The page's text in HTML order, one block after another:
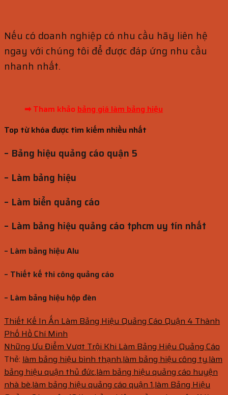
Nếu có doanh nghiệp có nhu cầu hãy liên hệ
ngay với chúng tôi để được đáp ứng nhu cầu
nhanh nhất.
➡ Tham khảo bảng giá làm bảng hiệu
Top từ khóa được tìm kiếm nhiều nhất
– Bảng hiệu quảng cáo quận 5
– Làm bảng hiệu
– Làm biển quảng cáo
– Làm bảng hiệu quảng cáo tphcm uy tín nhất
– Làm bảng hiệu Alu
– Thiết kế thi công quảng cáo
– Làm bảng hiệu hộp đèn
Thiết Kế In Ấn Làm Bảng Hiệu Quảng Cáo Quận 4 Thành
Phố Hồ Chí Minh
Những Ưu Điểm Vượt Trội Khi Làm Bảng Hiệu Quảng Cáo
Thẻ: làm bảng hiệu bình thạnh,làm bảng hiệu công ty,làm
bảng hiệu quận thủ đức,làm bảng hiệu quảng cáo huyện
nhà bè,làm bảng hiệu quảng cáo quận 1,làm Bảng Hiệu